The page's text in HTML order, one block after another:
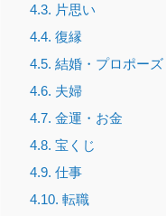
4.3. 片思い
4.4. 復縁
4.5. 結婚・プロポーズ
4.6. 夫婦
4.7. 金運・お金
4.8. 宝くじ
4.9. 仕事
4.10. 転職